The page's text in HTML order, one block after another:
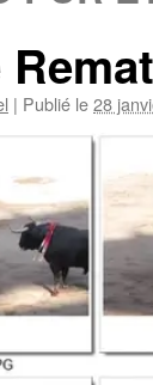
| Publié le28